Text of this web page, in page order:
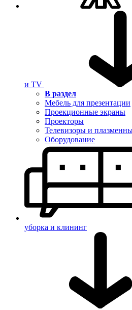
и TV
В раздел
Мебель для презентации
Проекционные экраны
Проекторы
Телевизоры и
Оборудование
уборка и клининг